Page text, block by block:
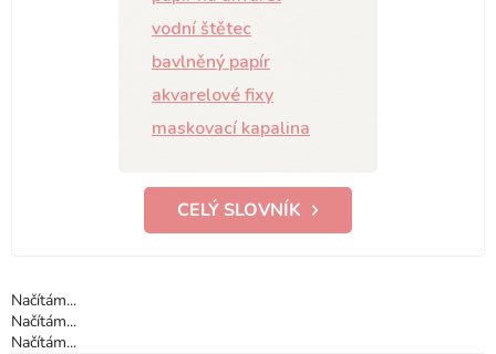
vodní štětec
bavlněný papír
akvarelové fixy
maskovací kapalina
CELÝ SLOVNÍK
Načítám...
Načítám...
Načítám...